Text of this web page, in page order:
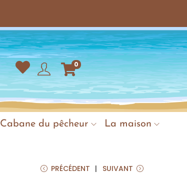
0
Cabane du pêcheur
La maison
PRÉCÉDENT SUIVANT